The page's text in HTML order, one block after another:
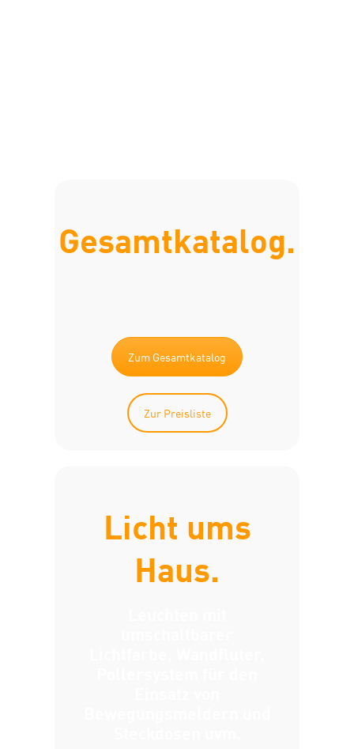
Gesamtkatalog.
Zum Gesamtkatalog
Zur Preisliste
Licht ums
Haus.